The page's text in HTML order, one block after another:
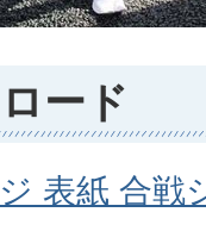
ード
表紙 合戦